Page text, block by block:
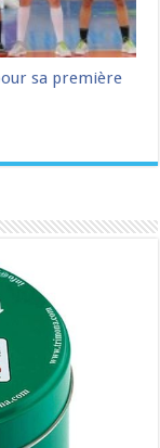
sa première